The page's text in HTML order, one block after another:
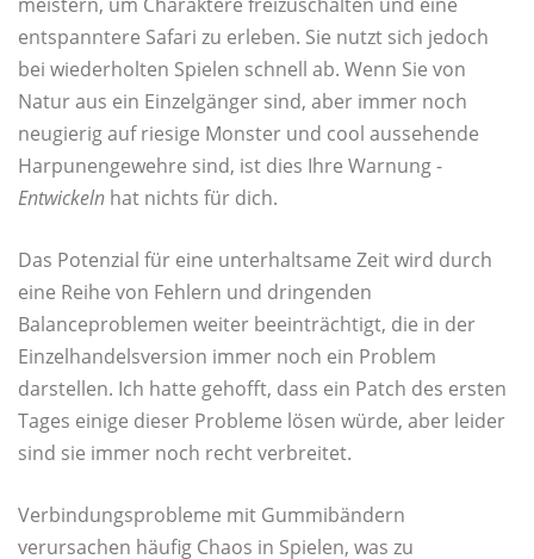
entspanntere Safari zu erleben. Sie nutzt sich jedoch
bei wiederholten Spielen schnell ab. Wenn Sie von
Natur aus ein Einzelgänger sind, aber immer noch
neugierig auf riesige Monster und cool aussehende
Harpunengewehre sind, ist dies Ihre Warnung -
Entwickeln hat nichts für dich.
Das Potenzial für eine unterhaltsame Zeit wird durch
eine Reihe von Fehlern und dringenden
Balanceproblemen weiter beeinträchtigt, die in der
Einzelhandelsversion immer noch ein Problem
darstellen. Ich hatte gehofft, dass ein Patch des ersten
Tages einige dieser Probleme lösen würde, aber leider
sind sie immer noch recht verbreitet.
Verbindungsprobleme mit Gummibändern
verursachen häufig Chaos in Spielen, was zu